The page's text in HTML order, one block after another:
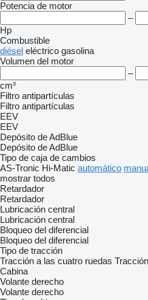
Potencia de motor
–
Hp
Combustible
diésel eléctrico gasolina
Volumen del motor
–
cm³
Filtro antipartículas
Filtro antipartículas
EEV
EEV
Depósito de AdBlue
Depósito de AdBlue
Tipo de caja de cambios
AS-Tronic Hi-Matic automático
mostrar todos
Retardador
Retardador
Lubricación central
Lubricación central
Bloqueo del diferencial
Bloqueo del diferencial
Tipo de tracción
Tracción a las cuatro ruedas
Cabina
Volante derecho
Volante derecho